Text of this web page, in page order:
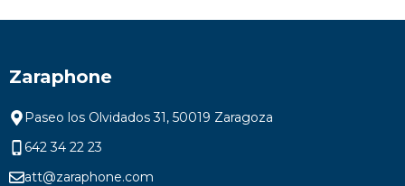
Zaraphone
Paseo los Olvidados 31, 50019 Zaragoza
642 34 22 23
att@zaraphone.com